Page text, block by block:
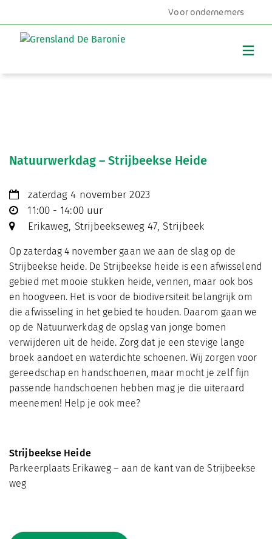
Voor ondernemers
Natuurwerkdag – Strijbeekse Heide
zaterdag 4 november 2023
11:00 - 14:00 uur
Erikaweg, Strijbeekseweg 47, Strijbeek
Op zaterdag 4 november gaan we aan de slag op de
Strijbeekse heide. De Strijbeekse heide is een afwisselend
gebied met mooie stukken heide, vennen, maar ook bos
en hoogveen. Het is voor de biodiversiteit belangrijk om
die afwisseling in het gebied te houden. Daarom gaan we
op de Natuurwerkdag de opslag van jonge bomen
verwijderen uit de heide. Zorg dat je een stevige lange
broek aandoet en waterdichte schoenen. Wij zorgen voor
gereedschap en handschoenen, maar mocht je zelf fijn
passende handschoenen hebben mag je die uiteraard
meenemen! Help je ook mee?
Strijbeekse Heide
Parkeerplaats Erikaweg – aan de kant van de Strijbeekse
weg